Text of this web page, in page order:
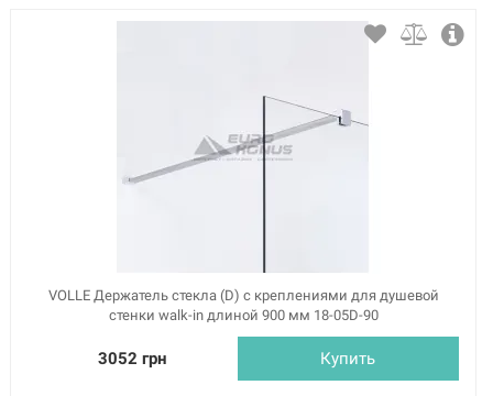
VOLLE Держатель стекла (D) с креплениями для душевой
стенки walk-in длиной 900 мм 18-05D-90
3052 грн Купить